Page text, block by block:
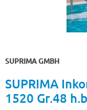
SUPRIMA GMBH
SUPRIMA
1520 Gr.48